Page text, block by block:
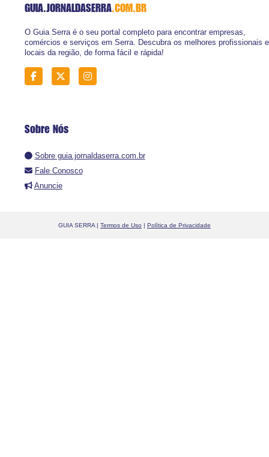
GUIA.JORNALDASERRA.COM.BR
O Guia Serra é o seu portal completo para encontrar empresas,
comércios e serviços em Serra. Descubra os melhores profissionais e
locais da região, de forma fácil e rápida!
Sobre Nós
Sobre guia.jornaldaserra.com.br
Fale Conosco
Anuncie
GUIA SERRA | Termos de Uso | Política de Privacidade